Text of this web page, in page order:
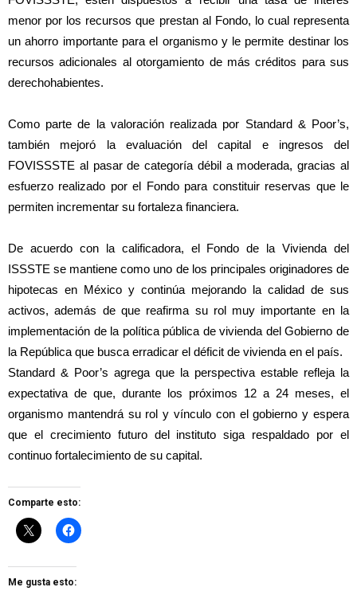
menor por los recursos que prestan al Fondo, lo cual representa
un ahorro importante para el organismo y le permite destinar los
recursos adicionales al otorgamiento de más créditos para sus
derechohabientes.
Como parte de la valoración realizada por Standard & Poor’s,
también mejoró la evaluación del capital e ingresos del
FOVISSSTE al pasar de categoría débil a moderada, gracias al
esfuerzo realizado por el Fondo para constituir reservas que le
permiten incrementar su fortaleza financiera.
De acuerdo con la calificadora, el Fondo de la Vivienda del
ISSSTE se mantiene como uno de los principales originadores de
hipotecas en México y continúa mejorando la calidad de sus
activos, además de que reafirma su rol muy importante en la
implementación de la política pública de vivienda del Gobierno de
la República que busca erradicar el déficit de vivienda en el país.
Standard & Poor’s agrega que la perspectiva estable refleja la
expectativa de que, durante los próximos 12 a 24 meses, el
organismo mantendrá su rol y vínculo con el gobierno y espera
que el crecimiento futuro del instituto siga respaldado por el
continuo fortalecimiento de su capital.
Comparte esto:
Me gusta esto: